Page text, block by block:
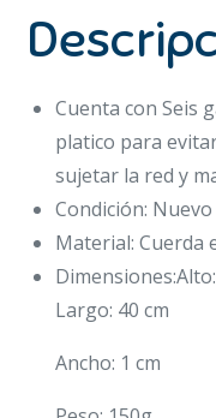
Cuenta con Seis
platico para
sujetar la red y
Condición:
Material: Cuerda
Largo: 40 cm
Ancho: 1 cm